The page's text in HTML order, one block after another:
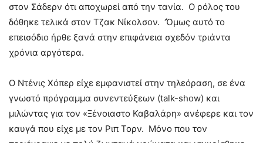
στον Σάδερν ότι αποχωρεί από την τανία. Ο ρόλος του
δόθηκε τελικά στον Τζακ Νίκολσον. ‘Όμως αυτό το
επεισόδιο ήρθε ξανά στην επιφάνεια σχεδόν τριάντα
χρόνια αργότερα.
Ο Ντένις Χόπερ είχε εμφανιστεί στην τηλεόραση, σε ένα
γνωστό πρόγραμμα συνεντεύξεων (talk-show) και
μιλώντας για τον «Ξένοιαστο Καβαλάρη» ανέφερε και τον
καυγά που είχε με τον Ριπ Τορν. Μόνο που τον